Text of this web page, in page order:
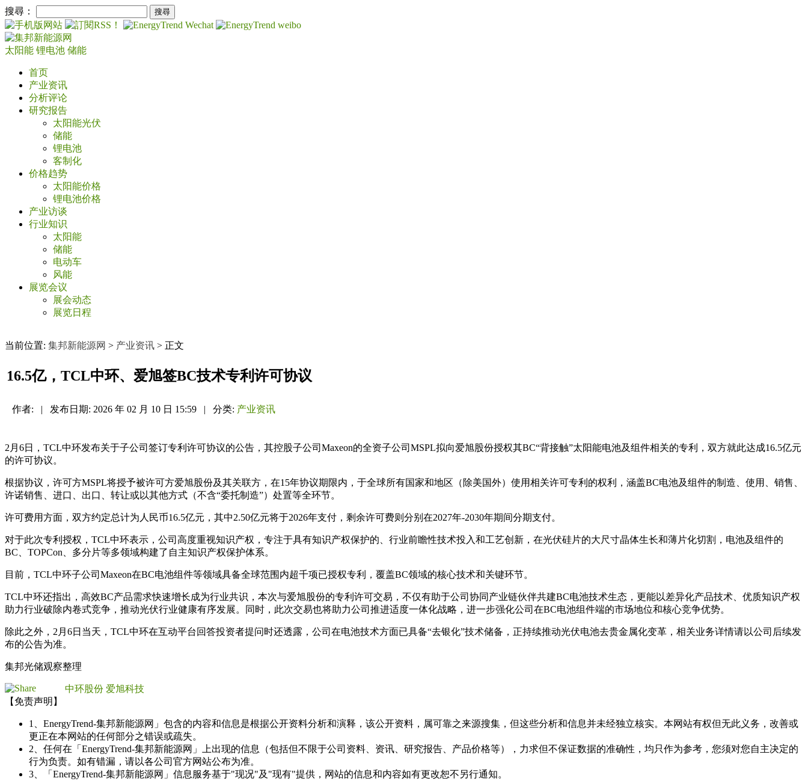
搜尋：
太阳能 锂电池 储能
首页
产业资讯
分析评论
研究报告
太阳能光伏
储能
锂电池
客制化
价格趋势
太阳能价格
锂电池价格
产业访谈
行业知识
太阳能
储能
电动车
风能
展览会议
展会动态
展览日程
当前位置: 集邦新能源网 > 产业资讯 > 正文
16.5亿，TCL中环、爱旭签BC技术专利许可协议
作者: | 发布日期: 2026 年 02 月 10 日 15:59 | 分类: 产业资讯
2月6日，TCL中环发布关于子公司签订专利许可协议的公告，其控股子公司Maxeon的全资子公司MSPL拟向爱旭股份授权其BC“背接触”太阳能电池及组件相关的专利，双方就此达成16.5亿元
的许可协议。
根据协议，许可方MSPL将授予被许可方爱旭股份及其关联方，在15年协议期限内，于全球所有国家和地区（除美国外）使用相关许可专利的权利，涵盖BC电池及组件的制造、使用、销售、
许诺销售、进口、出口、转让或以其他方式（不含“委托制造”）处置等全环节。
许可费用方面，双方约定总计为人民币16.5亿元，其中2.50亿元将于2026年支付，剩余许可费则分别在2027年-2030年期间分期支付。
对于此次专利授权，TCL中环表示，公司高度重视知识产权，专注于具有知识产权保护的、行业前瞻性技术投入和工艺创新，在光伏硅片的大尺寸晶体生长和薄片化切割，电池及组件的
BC、TOPCon、多分片等多领域构建了自主知识产权保护体系。
目前，TCL中环子公司Maxeon在BC电池组件等领域具备全球范围内超千项已授权专利，覆盖BC领域的核心技术和关键环节。
TCL中环还指出，高效BC产品需求快速增长成为行业共识，本次与爱旭股份的专利许可交易，不仅有助于公司协同产业链伙伴共建BC电池技术生态，更能以差异化产品技术、优质知识产权
助力行业破除内卷式竞争，推动光伏行业健康有序发展。同时，此次交易也将助力公司推进适度一体化战略，进一步强化公司在BC电池组件端的市场地位和核心竞争优势。
除此之外，2月6日当天，TCL中环在互动平台回答投资者提问时还透露，公司在电池技术方面已具备“去银化”技术储备，正持续推动光伏电池去贵金属化变革，相关业务详情请以公司后续发
布的公告为准。
集邦光储观察整理
中环股份 爱旭科技
【免责声明】
1、EnergyTrend-集邦新能源网」包含的内容和信息是根据公开资料分析和演释，该公开资料，属可靠之来源搜集，但这些分析和信息并未经独立核实。本网站有权但无此义务，改善或
更正在本网站的任何部分之错误或疏失。
2、任何在「EnergyTrend-集邦新能源网」上出现的信息（包括但不限于公司资料、资讯、研究报告、产品价格等），力求但不保证数据的准确性，均只作为参考，您须对您自主决定的
行为负责。如有错漏，请以各公司官方网站公布为准。
3、「EnergyTrend-集邦新能源网」信息服务基于"现况"及"现有"提供，网站的信息和内容如有更改恕不另行通知。